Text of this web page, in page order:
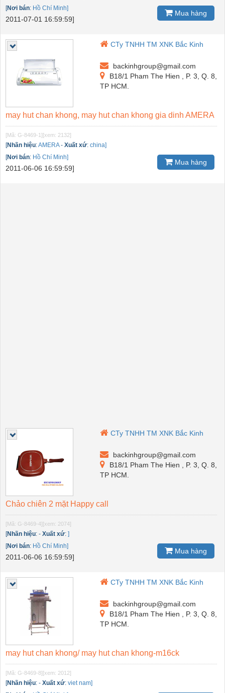
[Nơi bán: Hồ Chí Minh]
2011-07-01 16:59:59]
Mua hàng
CTy TNHH TM XNK Bắc Kinh
backinhgroup@gmail.com
B18/1 Pham The Hien , P. 3, Q. 8,
TP HCM.
may hut chan khong, may hut chan khong gia dinh AMERA
[Mã: G-8469-1][xem: 2132]
[Nhãn hiệu:AMERA- Xuất xứ: china]
[Nơi bán: Hồ Chí Minh]
2011-06-06 16:59:59]
Mua hàng
CTy TNHH TM XNK Bắc Kinh
backinhgroup@gmail.com
B18/1 Pham The Hien , P. 3, Q. 8,
TP HCM.
Chảo chiên 2 mặt Happy call
[Mã: G-8469-4][xem: 2074]
[Nhãn hiệu: - Xuất xứ: ]
[Nơi bán: Hồ Chí Minh]
2011-06-06 16:59:59]
Mua hàng
CTy TNHH TM XNK Bắc Kinh
backinhgroup@gmail.com
B18/1 Pham The Hien , P. 3, Q. 8,
TP HCM.
may hut chan khong/ may hut chan khong-m16ck
[Mã: G-8469-8][xem: 2012]
[Nhãn hiệu: - Xuất xứ: viet nam]